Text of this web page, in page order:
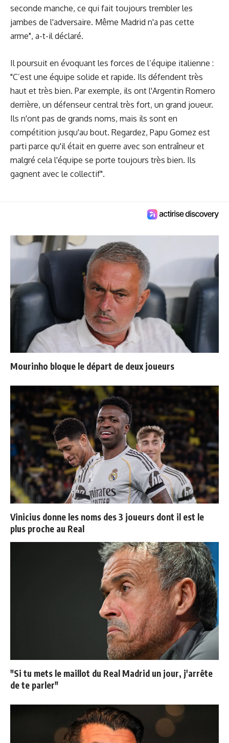
seconde manche, ce qui fait toujours trembler les
jambes de l'adversaire. Même Madrid n'a pas cette
arme", a-t-il déclaré.
Il poursuit en évoquant les forces de l’équipe italienne :
"C’est une équipe solide et rapide. Ils défendent très
haut et très bien. Par exemple, ils ont l'Argentin Romero
derrière, un défenseur central très fort, un grand joueur.
Ils n'ont pas de grands noms, mais ils sont en
compétition jusqu'au bout. Regardez, Papu Gomez est
parti parce qu'il était en guerre avec son entraîneur et
malgré cela l'équipe se porte toujours très bien. Ils
gagnent avec le collectif".
Mourinho bloque le départ de deux joueurs
Vinicius donne les noms des 3 joueurs dont il est le
plus proche au Real
"Si tu mets le maillot du Real Madrid un jour, j'arrête
de te parler"